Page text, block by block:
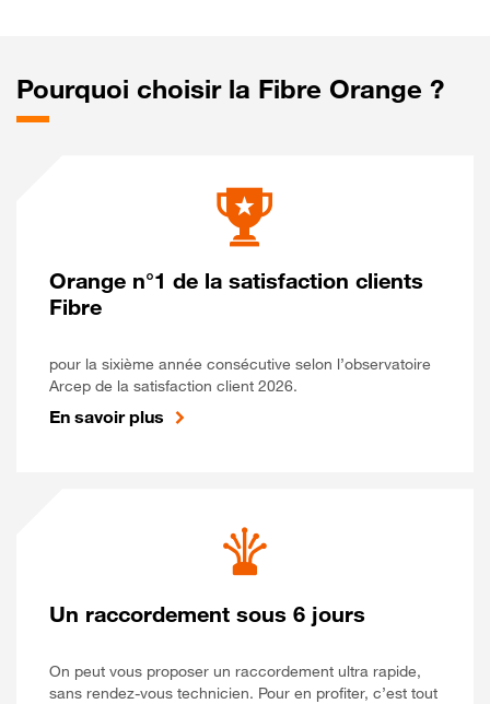
Pourquoi choisir la Fibre Orange ?
Orange n°1 de la satisfaction clients
Fibre
pour la sixième année consécutive selon l’observatoire
Arcep de la satisfaction client 2026.
En savoir plus
Un raccordement sous 6 jours
On peut vous proposer un raccordement ultra rapide,
sans rendez-vous technicien. Pour en profiter, c’est tout